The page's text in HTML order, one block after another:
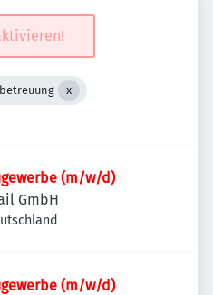
(m/w/d)
GmbH
(m/w/d)